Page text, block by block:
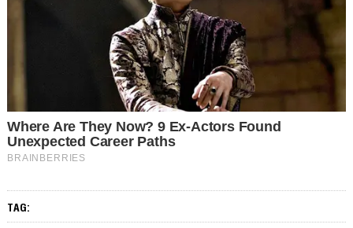
TAG: